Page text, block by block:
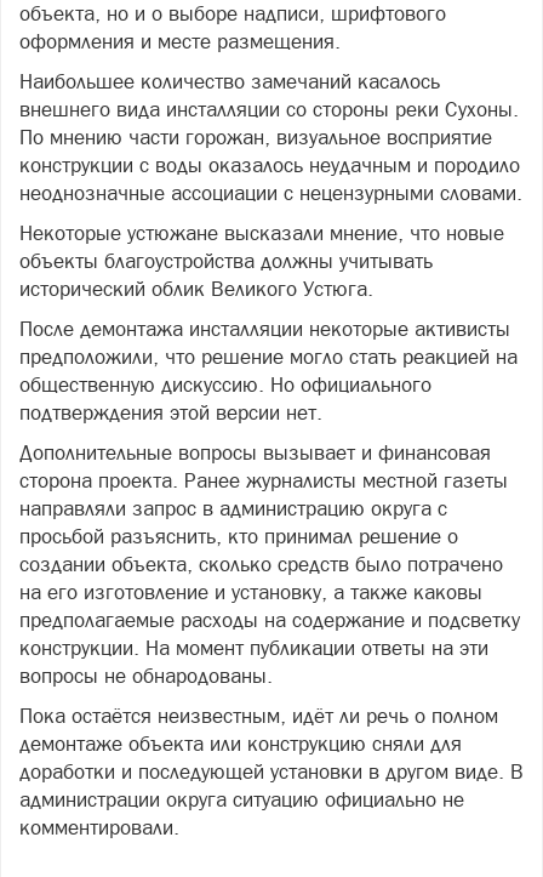
объекта, но и о выборе надписи, шрифтового
оформления и месте размещения.
Наибольшее количество замечаний касалось
внешнего вида инсталляции со стороны реки Сухоны.
По мнению части горожан, визуальное восприятие
конструкции с воды оказалось неудачным и породило
неоднозначные ассоциации с нецензурными словами.
Некоторые устюжане высказали мнение, что новые
объекты благоустройства должны учитывать
исторический облик Великого Устюга.
После демонтажа инсталляции некоторые активисты
предположили, что решение могло стать реакцией на
общественную дискуссию. Но официального
подтверждения этой версии нет.
Дополнительные вопросы вызывает и финансовая
сторона проекта. Ранее журналисты местной газеты
направляли запрос в администрацию округа с
просьбой разъяснить, кто принимал решение о
создании объекта, сколько средств было потрачено
на его изготовление и установку, а также каковы
предполагаемые расходы на содержание и подсветку
конструкции. На момент публикации ответы на эти
вопросы не обнародованы.
Пока остаётся неизвестным, идёт ли речь о полном
демонтаже объекта или конструкцию сняли для
доработки и последующей установки в другом виде. В
администрации округа ситуацию официально не
комментировали.